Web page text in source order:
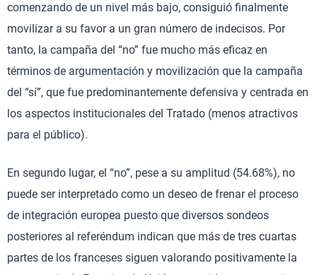
comenzando de un nivel más bajo, consiguió finalmente
movilizar a su favor a un gran número de indecisos. Por
tanto, la campaña del “no” fue mucho más eficaz en
términos de argumentación y movilización que la campaña
del “sí”, que fue predominantemente defensiva y centrada en
los aspectos institucionales del Tratado (menos atractivos
para el público).
En segundo lugar, el “no”, pese a su amplitud (54.68%), no
puede ser interpretado como un deseo de frenar el proceso
de integración europea puesto que diversos sondeos
posteriores al referéndum indican que más de tres cuartas
partes de los franceses siguen valorando positivamente la